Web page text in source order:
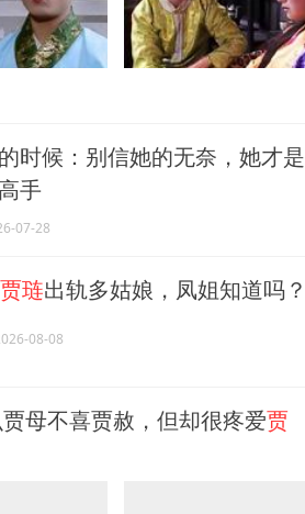
时候：别信她的无奈，她才是
手
07-28
贾琏出轨多姑娘，凤姐知道吗？
08-08
母不喜贾赦，但却很疼爱贾